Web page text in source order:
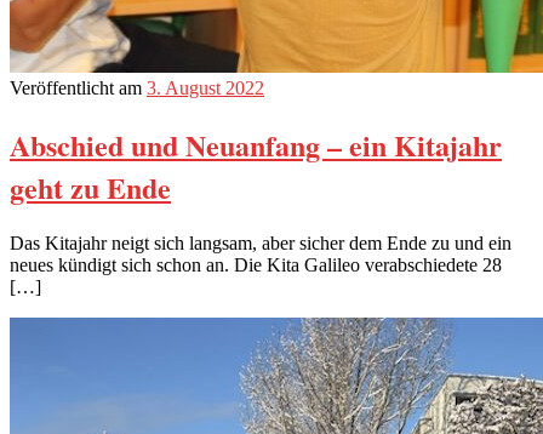
Veröffentlicht am 3. August 2022
Abschied und Neuanfang – ein Kitajahr
geht zu Ende
Das Kitajahr neigt sich langsam, aber sicher dem Ende zu und ein
neues kündigt sich schon an. Die Kita Galileo verabschiedete 28
[…]